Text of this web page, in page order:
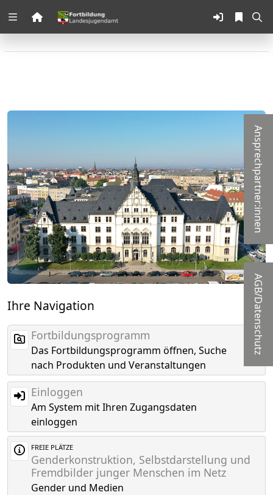
Zuklappen
Loading
Loading
Loading Ansprechpartner:innen
AGB/Datenschutz
Ihre Navigation
Fortbildungsprogramm
Das Fortbildungsprogramm öffnen, Suche
nach Produkten und Veranstaltungen
Einloggen
Am System mit Ihren Zugangsdaten
einloggen
FREIE PLÄTZE
Genderkonstruktion, Selbstdarstellung und
Fremdbilder junger Menschen im Netz
Gender und Medien